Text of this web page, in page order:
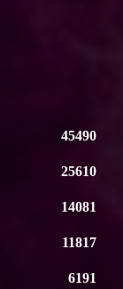
45490
25610
14081
11817
6191